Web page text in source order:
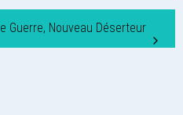
Guerre, Nouveau Déserteur